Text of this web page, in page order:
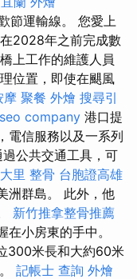
節運輸線。 您愛上
2028年之前完成數
上工作的維護人員
位置，即使在颶風
摩 聚餐 外燴 搜尋引
seo company 港口提
電信服務以及一系列
過公共交通工具，可
大里 整骨 台胞證高雄
洲群島。 此外，他
新竹推拿整骨推薦
小房東的手中。
300米長和大約60米
記帳士 查詢 外燴